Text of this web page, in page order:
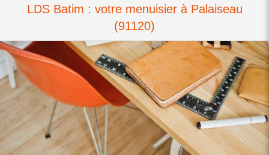
LDS Batim : votre menuisier à Palaiseau
(91120)